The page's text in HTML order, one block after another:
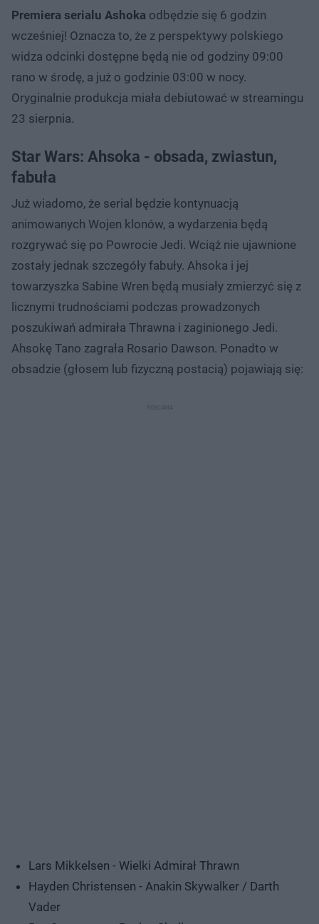
Premiera serialu Ashoka odbędzie się 6 godzin
wcześniej! Oznacza to, że z perspektywy polskiego
widza odcinki dostępne będą nie od godziny 09:00
rano w środę, a już o godzinie 03:00 w nocy.
Oryginalnie produkcja miała debiutować w streamingu
23 sierpnia.
Star Wars: Ahsoka - obsada, zwiastun,
fabuła
Już wiadomo, że serial będzie kontynuacją
animowanych Wojen klonów, a wydarzenia będą
rozgrywać się po Powrocie Jedi. Wciąż nie ujawnione
zostały jednak szczegóły fabuły. Ahsoka i jej
towarzyszka Sabine Wren będą musiały zmierzyć się z
licznymi trudnościami podczas prowadzonych
poszukiwań admirała Thrawna i zaginionego Jedi.
Ahsokę Tano zagrała Rosario Dawson. Ponadto w
obsadzie (głosem lub fizyczną postacią) pojawiają się:
Lars Mikkelsen - Wielki Admirał Thrawn
Hayden Christensen - Anakin Skywalker / Darth
Vader